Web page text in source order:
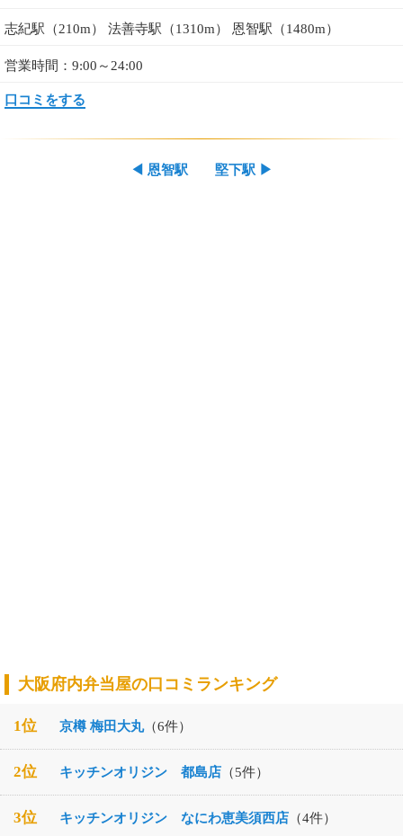
志紀駅（210m） 法善寺駅（1310m） 恩智駅（1480m）
営業時間：9:00～24:00
口コミをする
◀ 恩智駅 堅下駅 ▶
大阪府内弁当屋の口コミランキング
1位 京樽 梅田大丸（6件）
2位 キッチンオリジン 都島店 （5件）
3位 キッチンオリジン なにわ恵美須西店 （4件）